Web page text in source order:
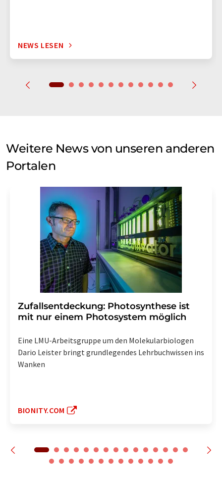
NEWS LESEN
Weitere News von unseren anderen
Portalen
Zufallsentdeckung: Photosynthese ist
mit nur einem Photosystem möglich
Eine LMU-Arbeitsgruppe um den Molekularbiologen
Dario Leister bringt grundlegendes Lehrbuchwissen ins
Wanken
BIONITY.COM